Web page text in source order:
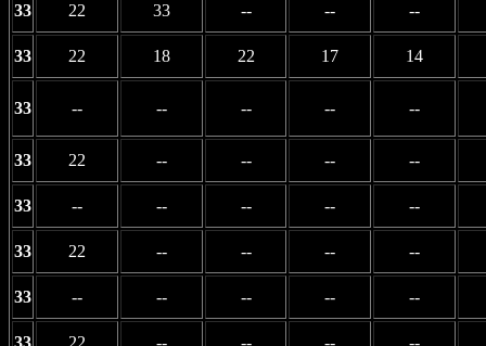
33 22 33 -- -- --
33 22 18 22 17 14
33 -- -- -- -- --
33 22 -- -- -- --
33 -- -- -- -- --
33 22 -- -- -- --
33 -- -- -- -- --
33 22 -- -- -- --